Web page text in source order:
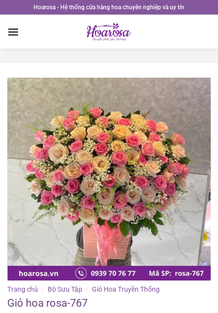
qua
nội
Hoarosa - Hệ thống cửa hàng hoa chuyên nghiệp và uy tín
Trang chủ / Bộ Sưu Tập / Giỏ Hoa Truyền Thống
Giỏ hoa rosa-767